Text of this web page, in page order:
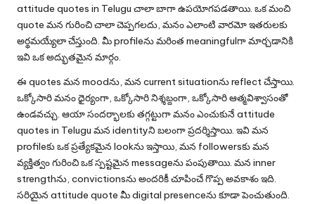
attitude quotes in Telugu చాలా బాగా ఉపయోగపడతాయి. ఒక మంచి
quote మన గురించి చాలా చెప్పగలదు, మనం ఎలాంటి వారమో ఇతరులకు
అర్థమయ్యేలా చేస్తుంది. మీ profileను మరింత meaningfulగా మార్చడానికి
ఇవి ఒక అద్భుతమైన మార్గం.
ఈ quotes మన moodను, మన current situationను reflect చేస్తాయి.
ఒక్కోసారి మనం ధైర్యంగా, ఒక్కోసారి నిశ్శబ్దంగా, ఒక్కోసారి ఆత్మవిశ్వాసంతో
ఉండవచ్చు. ఆయా సందర్భాలకు తగ్గట్టుగా మనం ఎంచుకునే attitude
quotes in Telugu మన identityని బలంగా ప్రదర్శిస్తాయి. ఇవి మన
profileకు ఒక ప్రత్యేకమైన lookను ఇస్తాయి, మన followersకు మన
వ్యక్తిత్వం గురించి ఒక స్పష్టమైన messageను పంపుతాయి. మన inner
strengthను, convictionsను అందరికీ చూపించే గొప్ప అవకాశం ఇది.
సరియైన attitude quote మీ digital presenceను కూడా పెంచుతుంది.